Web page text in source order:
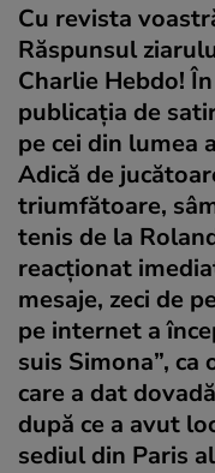
Cu revista
Răspunsul
Charlie Hebdo!
publicația de
pe cei din lumea
Adică de
triumfătoare,
tenis de la
reacționat
mesaje, zeci de
pe internet a
suis Simona”, ca
care a dat
după ce a avut
sediul din Paris